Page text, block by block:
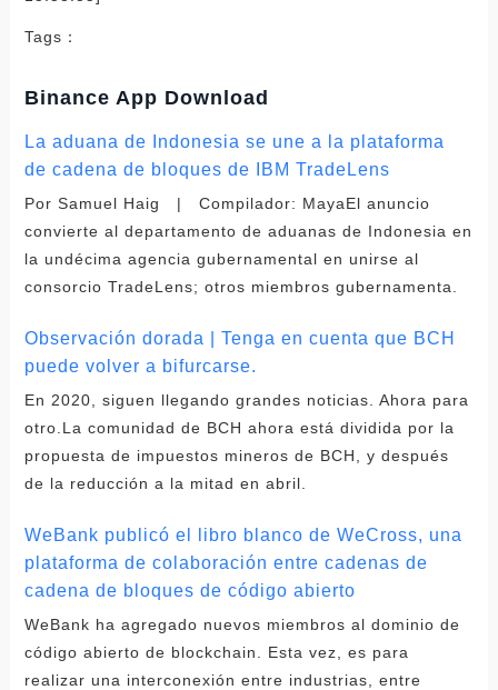
Tags：
Binance App Download
La aduana de Indonesia se une a la plataforma
de cadena de bloques de IBM TradeLens
Por Samuel Haig | Compilador: MayaEl anuncio
convierte al departamento de aduanas de Indonesia en
la undécima agencia gubernamental en unirse al
consorcio TradeLens; otros miembros gubernamenta.
Observación dorada | Tenga en cuenta que BCH
puede volver a bifurcarse.
En 2020, siguen llegando grandes noticias. Ahora para
otro.La comunidad de BCH ahora está dividida por la
propuesta de impuestos mineros de BCH, y después
de la reducción a la mitad en abril.
WeBank publicó el libro blanco de WeCross, una
plataforma de colaboración entre cadenas de
cadena de bloques de código abierto
WeBank ha agregado nuevos miembros al dominio de
código abierto de blockchain. Esta vez, es para
realizar una interconexión entre industrias, entre